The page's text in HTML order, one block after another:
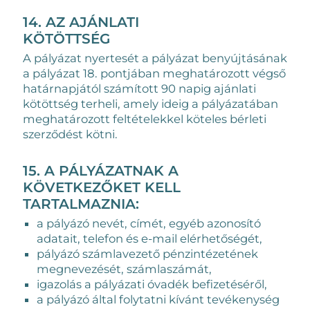
14. AZ AJÁNLATI
KÖTÖTTSÉG
A pályázat nyertesét a pályázat benyújtásának
a pályázat 18. pontjában meghatározott végső
határnapjától számított 90 napig ajánlati
kötöttség terheli, amely ideig a pályázatában
meghatározott feltételekkel köteles bérleti
szerződést kötni.
15. A PÁLYÁZATNAK A
KÖVETKEZŐKET KELL
TARTALMAZNIA:
a pályázó nevét, címét, egyéb azonosító
adatait, telefon és e-mail elérhetőségét,
pályázó számlavezető pénzintézetének
megnevezését, számlaszámát,
igazolás a pályázati óvadék befizetéséről,
a pályázó által folytatni kívánt tevékenység